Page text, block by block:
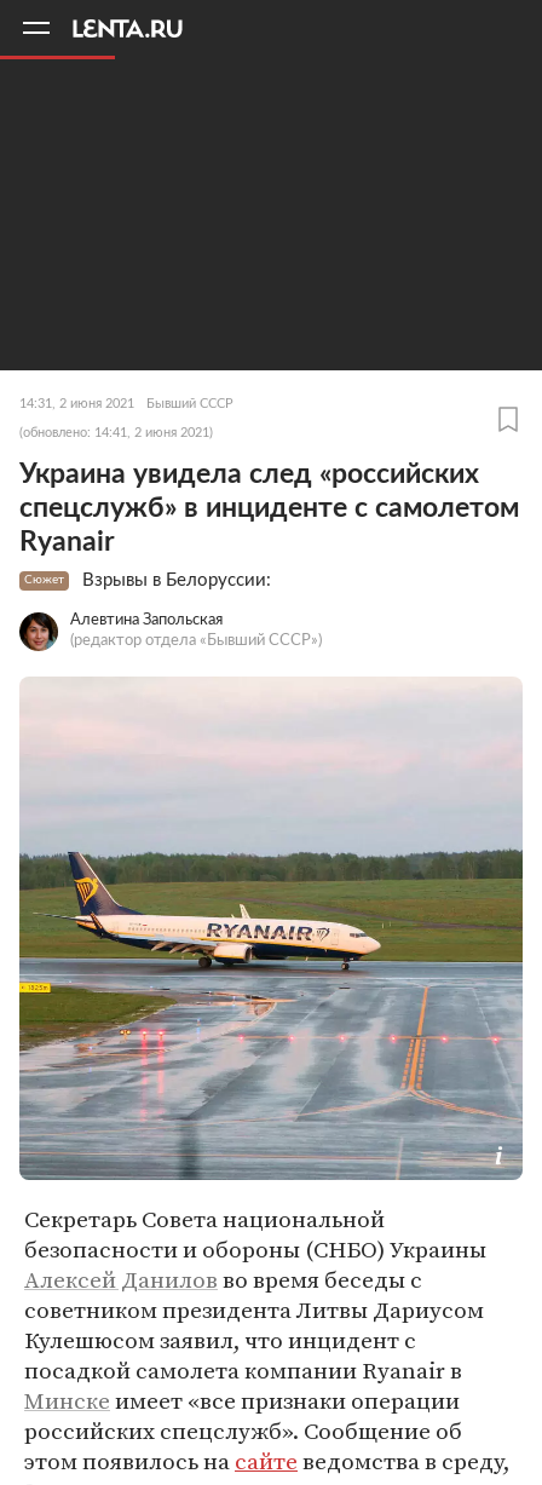
14:31, 2 июня 2021 Бывший СССР
(обновлено: 14:41, 2 июня 2021)
Украина увидела след «российских
спецслужб» в инциденте с самолетом
Ryanair
Сюжет Взрывы в Белоруссии:
Алевтина Запольская
(редактор отдела «Бывший СССР»)
Секретарь Совета национальной
безопасности и обороны (СНБО) Украины
Алексей Даниловво время беседы с
советником президента Литвы Дариусом
Кулешюсом заявил, что инцидент с
посадкой самолета компании Ryanair в
Минскеимеет «все признаки операции
российских спецслужб». Сообщение об
этом появилось насайтеведомства в среду,